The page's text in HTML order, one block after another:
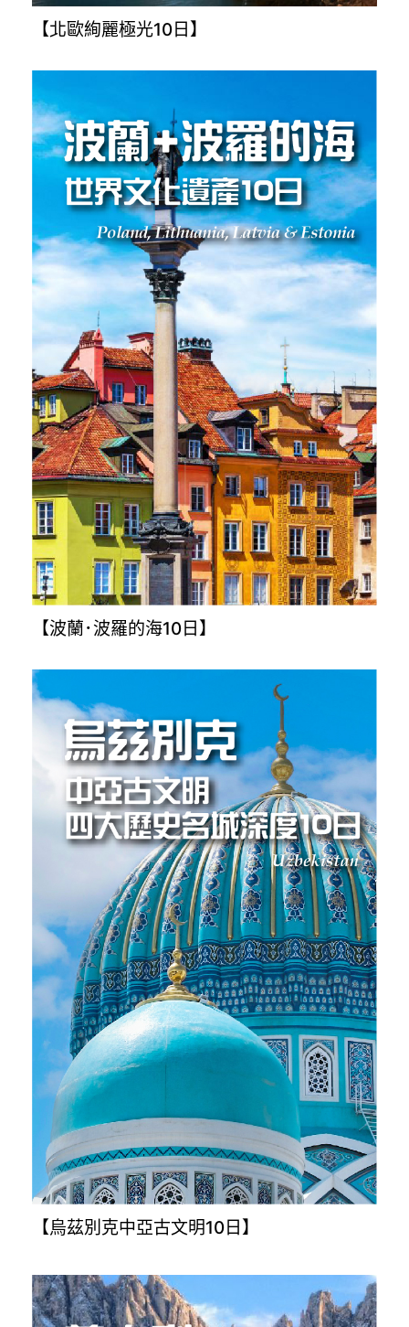
【北歐絢麗極光10日】
【波蘭･波羅的海10日】
【烏茲別克中亞古文明10日】